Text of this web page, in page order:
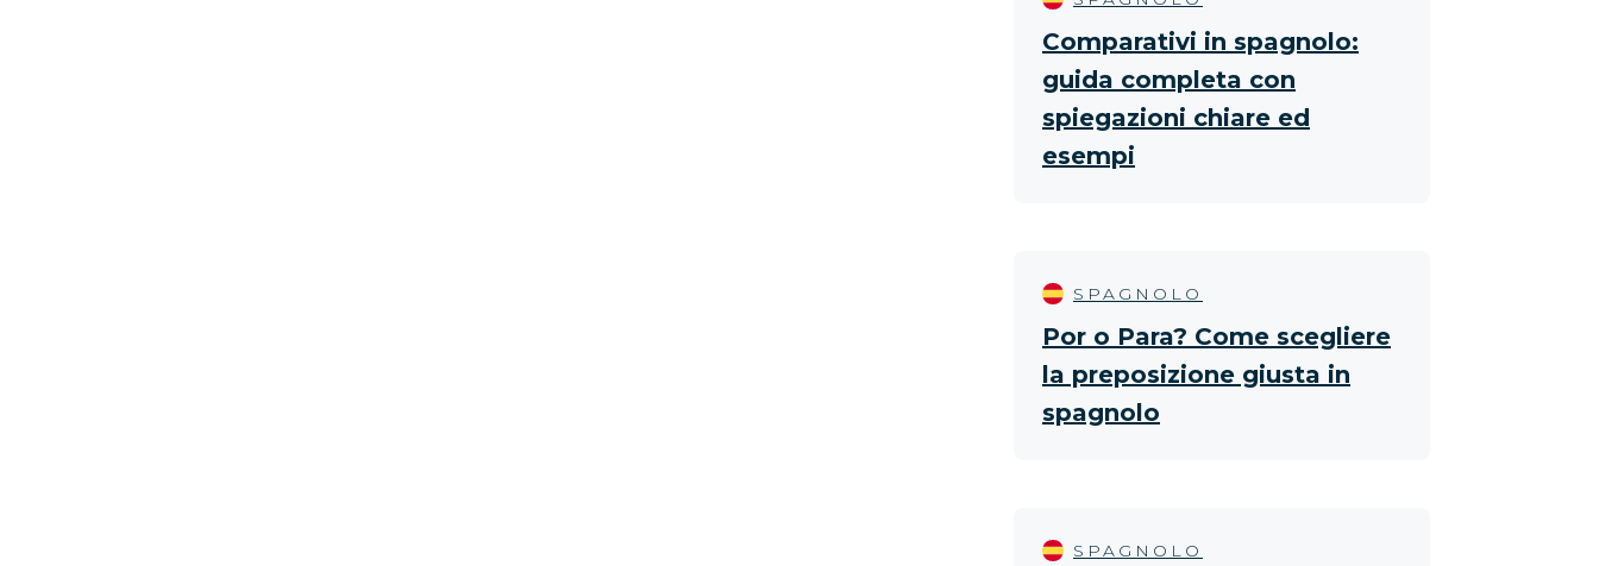
Comparativi in spagnolo:
guida completa con
spiegazioni chiare ed
esempi
SPAGNOLO
Por o Para? Come scegliere
la preposizione giusta in
spagnolo
SPAGNOLO